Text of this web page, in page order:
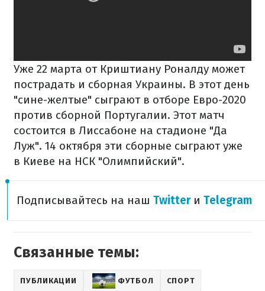
Уже 22 марта от Криштиану Роналду может
пострадать и сборная Украины. В этот день
"сине-желтые" сыграют в отборе Евро-2020
против сборной Португалии. Этот матч
состоится в Лиссабоне на стадионе "Да
Луж". 14 октября эти сборные сыграют уже
в Киеве на НСК "Олимпийский".
Подписывайтесь на наш Twitter и Telegram
Связанные темы:
ПУБЛИКАЦИИ ФУТБОЛ СПОРТ